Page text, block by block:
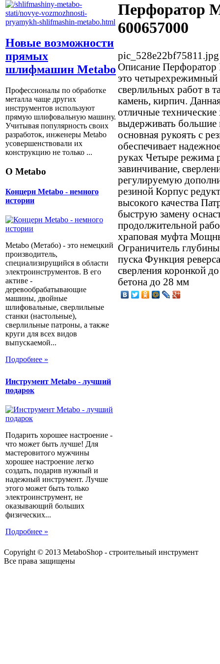
Новые возможности
прямых
шлифмашин Metabo
Профессионалы по обработке
металла чаще других
инструментов используют
прямую шлифовальную машину.
Учитывая популярность своих
разработок, инженеры Metabo
усовершенствовали их
конструкцию не только ...
О Metabo
Концерн Metabo - немного
истории
Metabo (Метабо) - это немецкий
производитель,
специализирущийся в области
электроинструментов. В его
активе -
деревообрабатывающие
машины, двойные
шлифовальные, сверлильные
станки (настольные),
сверлильные патроны, а также
круги для всех видов
выпускаемой...
Подробнее »
Инструмент Metabo - лучший
подарок
Подарить хорошее настроение -
что может быть лучше! Для
мастеровитого мужчины
хорошее настроение легко
создать, подарив нужный и
надежный инструмент. Лучше
этого может быть только
электроинструмент, не
оказывающий больших
физических...
Подробнее »
Перфоратор
600657000
pic_528e22bf75811.jpg
Описание Перфоратор
это четырехрежимный
сверлильных работ в
камень, кирпич.
отличные технические
выдерживать большие
основная рукоять с
обеспечивает
руках Четыре режима
завинчивание,
регулируемую
резиной Корпус
высокого качества
быструю замену
продолжительной
храповая муфта
Ограничитель
пуска Функция
сверления коронкой
бетона до 28 мм
Copyright © 2013 MetaboShop - строительный инструмент
Все права защищены